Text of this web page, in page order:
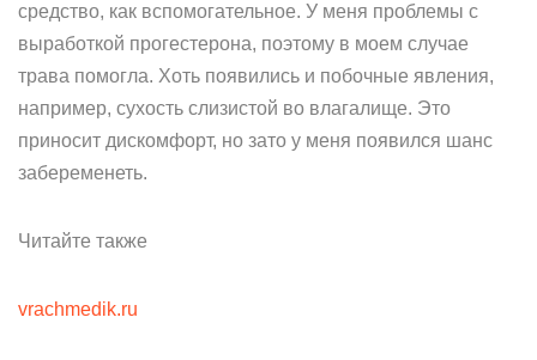
средство, как вспомогательное. У меня проблемы с
выработкой прогестерона, поэтому в моем случае
трава помогла. Хоть появились и побочные явления,
например, сухость слизистой во влагалище. Это
приносит дискомфорт, но зато у меня появился шанс
забеременеть.
Читайте также
vrachmedik.ru